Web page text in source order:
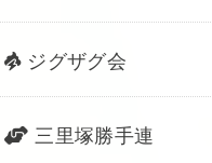
ジグザグ会
三里塚勝手連